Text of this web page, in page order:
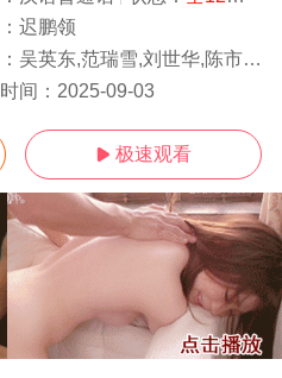
迟鹏领
吴英东,范瑞雪,刘世华,陈市,李博,陆欢
间： 2025-09-03
 极速观看